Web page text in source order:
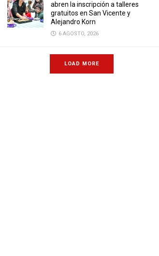
abren la inscripción a talleres
gratuitos en San Vicente y
Alejandro Korn
6 AGOSTO, 2026
LOAD MORE